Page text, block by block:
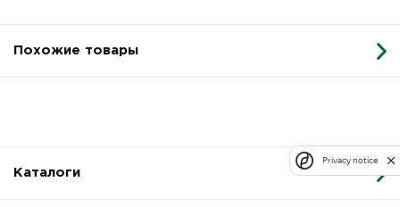
Похожие товары
Каталоги
Privacy notice